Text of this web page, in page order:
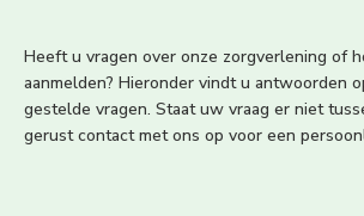
Heeft u vragen over onze zorgverlening of
aanmelden? Hieronder vindt u antwoorden
gestelde vragen. Staat uw vraag er niet
gerust contact met ons op voor een